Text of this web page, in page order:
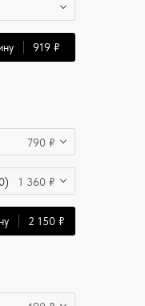
919 ₽
790 ₽
1 360 ₽
2 150 ₽